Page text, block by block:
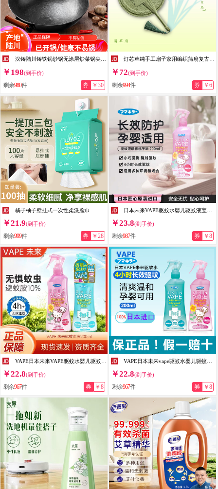
￥198(到手价)
剩余980件 券 ￥30
￥72(到手价)
剩余994件 券 ￥6
橘子柚子壁挂式一次性柔洗脸巾
￥21.9(到手价)
剩余999件 券 ￥28
￥23.8(到手价)
剩余987件 券 ￥8
￥22.8(到手价)
剩余967件 券 ￥8
￥22.8(到手价)
剩余967件 券 ￥8